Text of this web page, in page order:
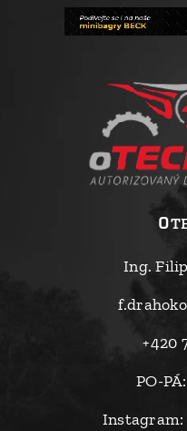
o
Ing.
+420
PO-
Instagram: